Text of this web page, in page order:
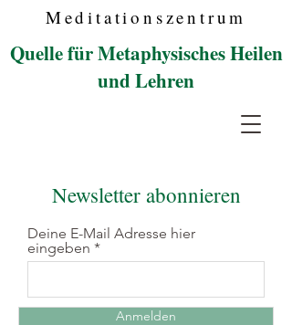
Quelle für Metaphysisches Heilen
und Lehren
Meditationszentrum
Newsletter abonnieren
Deine E-Mail Adresse hier
eingeben
Anmelden